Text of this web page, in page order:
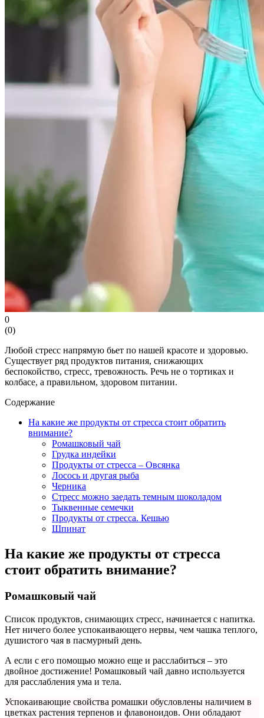
0
(0)
Любой стресс напрямую бьет по нашей красоте и здоровью.
Существует ряд продуктов питания, снижающих
беспокойство, стресс, тревожность. Речь не о тортиках и
колбасе, а правильном, здоровом питании.
Содержание
На какие же продукты от стресса стоит обратить
внимание?
Ромашковый чай
Грудка индейки
Продукты от стресса – Овсянка
Лосось и другая рыба
Черника
Стресс можно заедать темным шоколадом
Тыквенные семечки
Продукты от стресса. Кешью
Шпинат
На какие же продукты от стресса
стоит обратить внимание?
Ромашковый чай
Список продуктов, снимающих стресс, начинается с напитка.
Нет ничего более успокаивающего нервы, чем чашка теплого,
душистого чая в пасмурный день.
А если с его помощью можно еще и расслабиться – это
двойное достижение! Ромашковый чай давно используется
для расслабления ума и тела.
Успокаивающие свойства ромашки обусловлены наличием в
цветках растения терпенов и флавоноидов. Они обладают